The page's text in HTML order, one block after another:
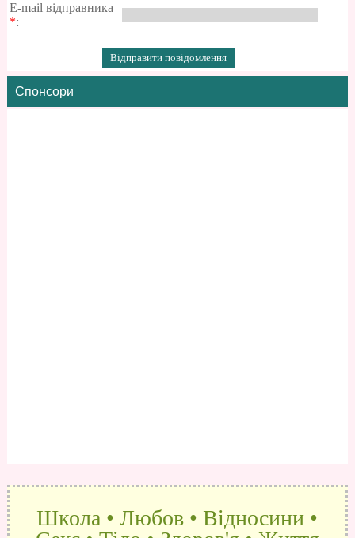
E-mail відправника
*:
Спонсори
Школа • Любов • Відносини •